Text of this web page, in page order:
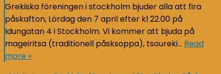
Grekiska föreningen i stockholm bjuder alla att fira
påskafton, Lördag den 7 april efter kl 22.00 på
Idungatan 4 i Stockholm. Vi kommer att bjuda på
mageiritsa (traditionell påsksoppa), tsoureki… Read
more »